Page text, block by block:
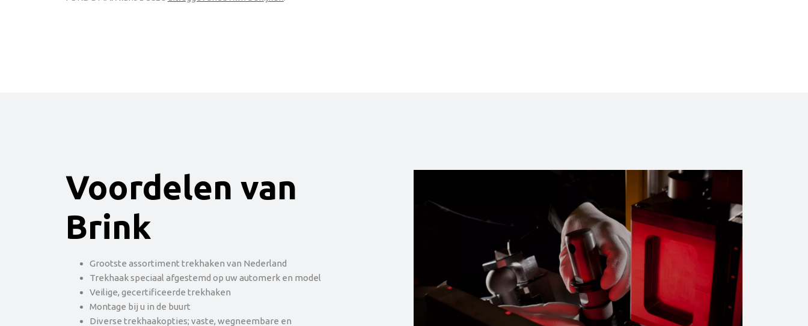
Voordelen van
Brink
Grootste assortiment trekhaken van Nederland
Trekhaak speciaal afgestemd op uw automerk en model
Veilige, gecertificeerde trekhaken
Montage bij u in de buurt
Diverse trekhaakopties; vaste, wegneembare en